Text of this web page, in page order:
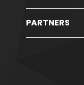
PARTNERS